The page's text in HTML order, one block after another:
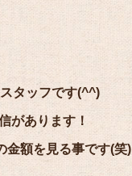
タッフです(^^)
があります！
金額を見る事です(笑)